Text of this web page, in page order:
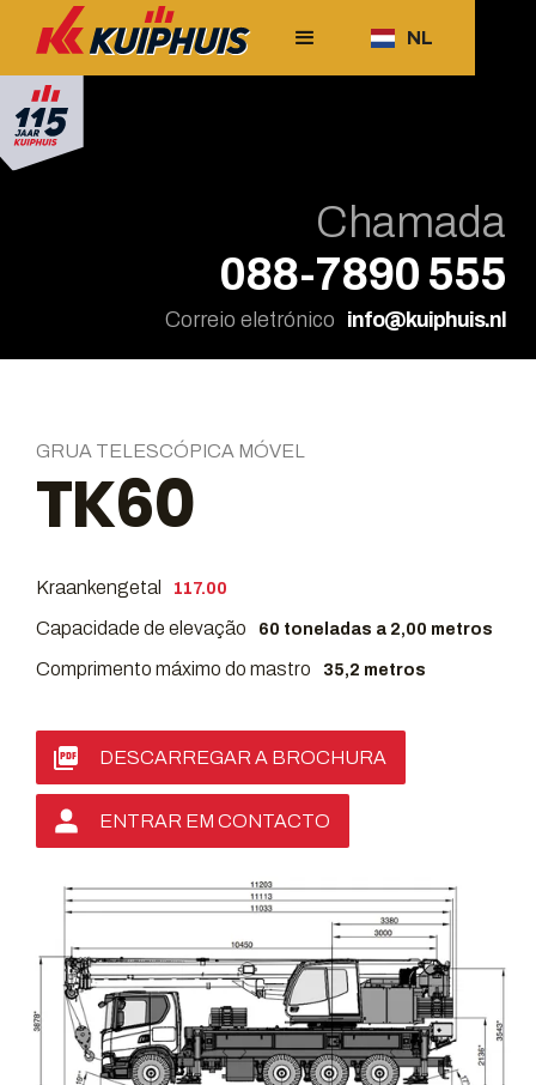
NL
Chamada
088-7890 555
Correio eletrónico info@kuiphuis.nl
GRUA TELESCÓPICA MÓVEL
TK60
Kraankengetal 117.00
Capacidade de elevação 60 toneladas a 2,00 metros
Comprimento máximo do mastro 35,2 metros
DESCARREGAR A BROCHURA
ENTRAR EM CONTACTO